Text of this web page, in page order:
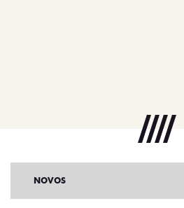
NOVOS